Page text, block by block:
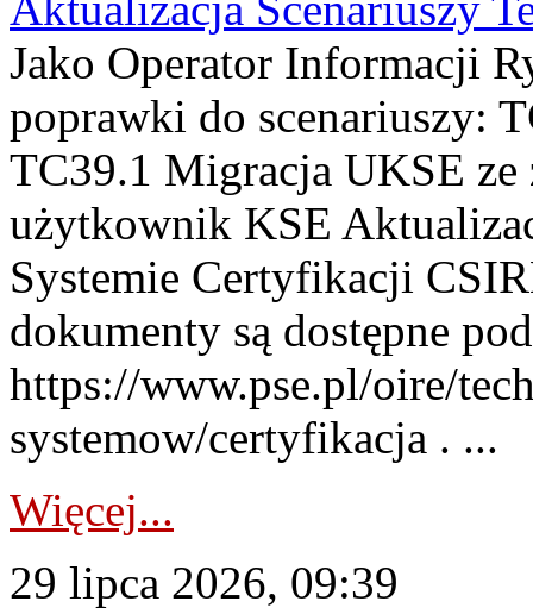
Jako Operator Informacji
poprawki do scenariuszy:
TC39.1 Migracja UKSE
użytkownik KSE
Systemie Certyfikacji
dokumenty są dostępne
https://www.pse.pl/oire/
systemow/certyfikacja . ...
Więcej...
29 lipca 2026, 09:39